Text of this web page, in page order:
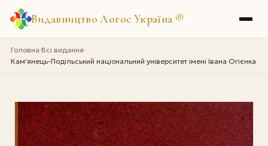
Видавництво Логос Україна ®
Головна›Всі видання›
Кам'янець-Подільський національний університет імені Івана Огієнка